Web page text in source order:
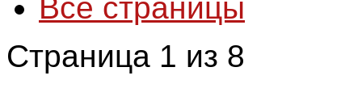
Все страницы
Страница 1 из 8